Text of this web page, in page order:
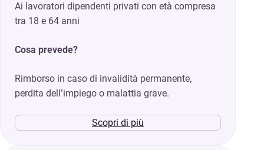
Ai lavoratori dipendenti privati con età compresa
tra 18 e 64 anni
Cosa prevede?
Rimborso in caso di invalidità permanente,
perdita dell’impiego o malattia grave.
Scopri di più